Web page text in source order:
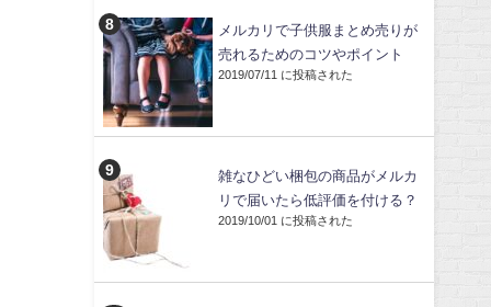
メルカリで子供服まとめ売りが
売れるためのコツやポイント
2019/07/11 に投稿された
雑なひどい梱包の商品がメルカ
リで届いたら低評価を付ける？
2019/10/01 に投稿された